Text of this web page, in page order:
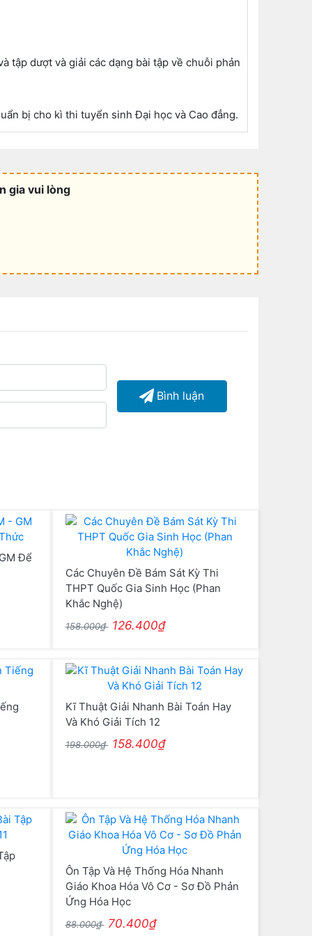
tập dượt và giải các dạng bài tập về chuỗi phản
bị cho kì thi tuyển sinh Đại học và Cao đẳng.
gia vui lòng
Bình luận
Để
Các Chuyên Đề Bám Sát Kỳ Thi
THPT Quốc Gia Sinh Học (Phan
Khắc Nghệ)
158.000₫ 126.400₫
Kĩ Thuật Giải Nhanh Bài Toán Hay
Và Khó Giải Tích 12
198.000₫ 158.400₫
Ôn Tập Và Hệ Thống Hóa Nhanh
Giáo Khoa Hóa Vô Cơ - Sơ Đồ Phản
Ứng Hóa Học
88.000₫ 70.400₫